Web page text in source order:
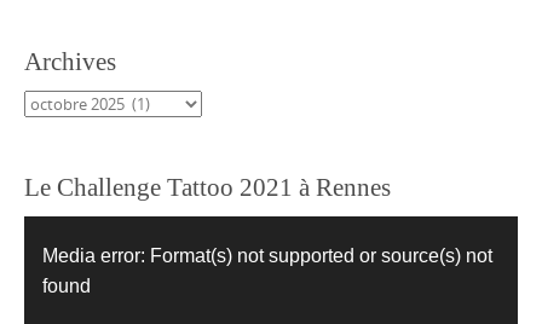
Archives
Archives
Le Challenge Tattoo 2021 à Rennes
vidéo
Media error: Format(s) not supported or source(s) not
found